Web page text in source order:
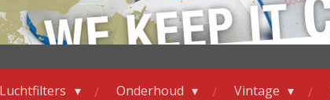
Luchtfilters Onderhoud Vintage